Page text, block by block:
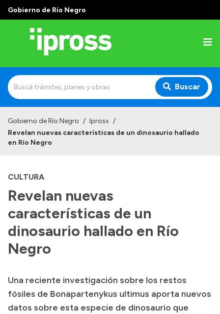
Gobierno de Río Negro
Buscar
Institucional
Autoridades
Delegaciones
Consultorios Propios
Presentación CV
Licitaciones
Gobierno de Río Negro / Ipross /
Revelan nuevas características de un dinosaurio hallado
en Río Negro
CULTURA
Revelan nuevas
características de un
dinosaurio hallado en Río
Negro
Una reciente investigación sobre los restos
fósiles de Bonapartenykus ultimus aporta nuevos
datos sobre esta especie de dinosaurio que